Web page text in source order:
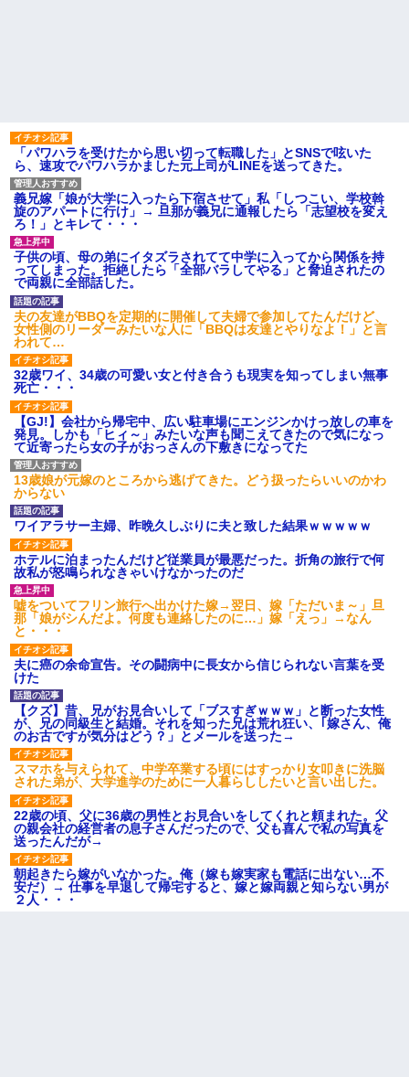
のお茶？」彼「ちっ！」私「」
【GIF】JSのカンチョーワロ
タ
後続車にクラクションを鳴ら
され彼氏が逆切れ。「何クラク
ション鳴らしてんだ！降りてこ
いよ！」と怒鳴りだし...
【衝撃】報酬100万円超の治験
募集がこちらｗｗｗｗｗ(※画像
あり)
【ネット騒然】惨殺されたタ
ワマン頂き女子のこの動画、す
げえええええｗｗｗｗｗｗｗｗ
ｗｗｗ
【愕然】白のクラウン俺氏、
高速道路左車線を制限速度で走
った結果wwwwwwwwwwww
百年の恋12-899 食べた量を
張り合ってくる
【悲報】佐藤輝明・・・２軍
でも盛大にやらかす←あまり悲
しませないでくれ
「パワハラを受けたから思い切って転職した」とSNSで呟いた
ら、速攻でパワハラかました元上司がLINEを送ってきた。
義兄嫁「娘が大学に入ったら下宿させて」私「しつこい、学校斡
旋のアパートに行け」→ 旦那が義兄に通報したら「志望校を変え
ろ！」とキレて・・・
子供の頃、母の弟にイタズラされてて中学に入ってから関係を持
ってしまった。拒絶したら「全部バラしてやる」と脅迫されたの
で両親に全部話した。
夫の友達がBBQを定期的に開催して夫婦で参加してたんだけど、
女性側のリーダーみたいな人に「BBQは友達とやりなよ！」と言
われて…
32歳ワイ、34歳の可愛い女と付き合うも現実を知ってしまい無事
死亡・・・
【GJ!】会社から帰宅中、広い駐車場にエンジンかけっ放しの車を
発見。しかも「ヒィ～」みたいな声も聞こえてきたので気になっ
て近寄ったら女の子がおっさんの下敷きになってた
13歳娘が元嫁のところから逃げてきた。どう扱ったらいいのかわ
からない
ワイアラサー主婦、昨晩久しぶりに夫と致した結果ｗｗｗｗｗ
ホテルに泊まったんだけど従業員が最悪だった。折角の旅行で何
故私が怒鳴られなきゃいけなかったのだ
嘘をついてフリン旅行へ出かけた嫁→翌日、嫁「ただいま～」旦
那「娘がシんだよ。何度も連絡したのに…」嫁「えっ」→なん
と・・・
夫に癌の余命宣告。その闘病中に長女から信じられない言葉を受
けた
【クズ】昔、兄がお見合いして「ブスすぎｗｗｗ」と断った女性
が、兄の同級生と結婚。それを知った兄は荒れ狂い、｢嫁さん、俺
のお古ですが気分はどう？」とメールを送った→
スマホを与えられて、中学卒業する頃にはすっかり女叩きに洗脳
された弟が、大学進学のために一人暮らししたいと言い出した。
22歳の頃、父に36歳の男性とお見合いをしてくれと頼まれた。父
の親会社の経営者の息子さんだったので、父も喜んで私の写真を
送ったんだが→
朝起きたら嫁がいなかった。俺（嫁も嫁実家も電話に出ない…不
安だ）→ 仕事を早退して帰宅すると、嫁と嫁両親と知らない男が
２人・・・